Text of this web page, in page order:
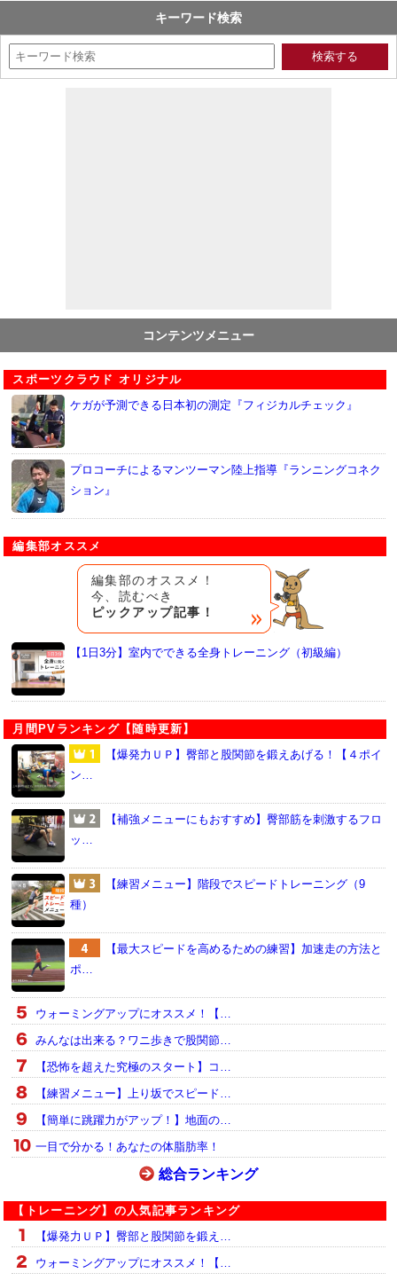
キーワード検索
コンテンツメニュー
スポーツクラウド オリジナル
ケガが予測できる日本初の測定『フィジカルチェック』
プロコーチによるマンツーマン陸上指導『ランニングコネク
ション』
編集部オススメ
編集部のオススメ！
今、読むべき
ピックアップ記事！
【1日3分】室内でできる全身トレーニング（初級編）
月間PVランキング【随時更新】
【爆発力ＵＰ】臀部と股関節を鍛えあげる！【４ポイ
ン…
【補強メニューにもおすすめ】臀部筋を刺激するフロ
ッ…
【練習メニュー】階段でスピードトレーニング（9
種）
【最大スピードを高めるための練習】加速走の方法と
ポ…
ウォーミングアップにオススメ！【…
みんなは出来る？ワニ歩きで股関節…
【恐怖を超えた究極のスタート】コ…
【練習メニュー】上り坂でスピード…
【簡単に跳躍力がアップ！】地面の…
一目で分かる！あなたの体脂肪率！
総合ランキング
【トレーニング】の人気記事ランキング
【爆発力ＵＰ】臀部と股関節を鍛え…
ウォーミングアップにオススメ！【…